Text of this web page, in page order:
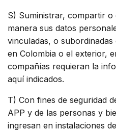
S) Suministrar, compartir
manera sus datos
vinculadas, o
en Colombia o el exterior,
compañías requieran la
aquí indicados.
T) Con fines de seguridad
APP y de las personas y
ingresan en instalaciones